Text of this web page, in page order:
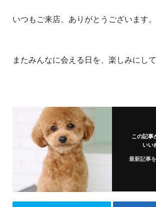
いつもご来店、ありがとうございます。
またみんなに会える日を、楽しみにし
この記事
いい
最新記事